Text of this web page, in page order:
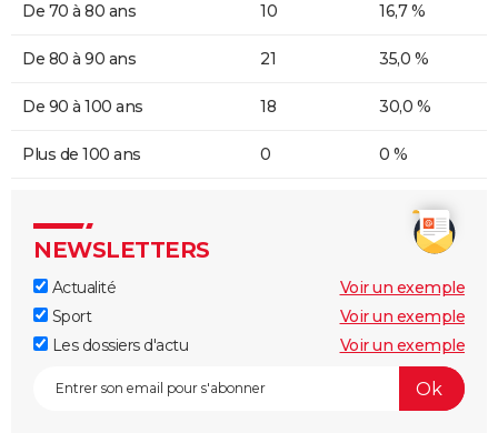
De 70 à 80 ans 10 16,7 %
De 80 à 90 ans 21 35,0 %
De 90 à 100 ans 18 30,0 %
Plus de 100 ans 0 0 %
NEWSLETTERS
Actualité
Voir un exemple
Sport
Voir un exemple
Les dossiers d'actu
Voir un exemple